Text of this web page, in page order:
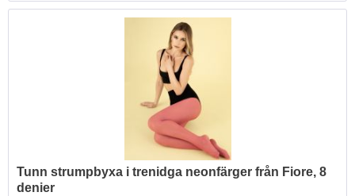
Tunn strumpbyxa i trenidga neonfärger från Fiore, 8
denier